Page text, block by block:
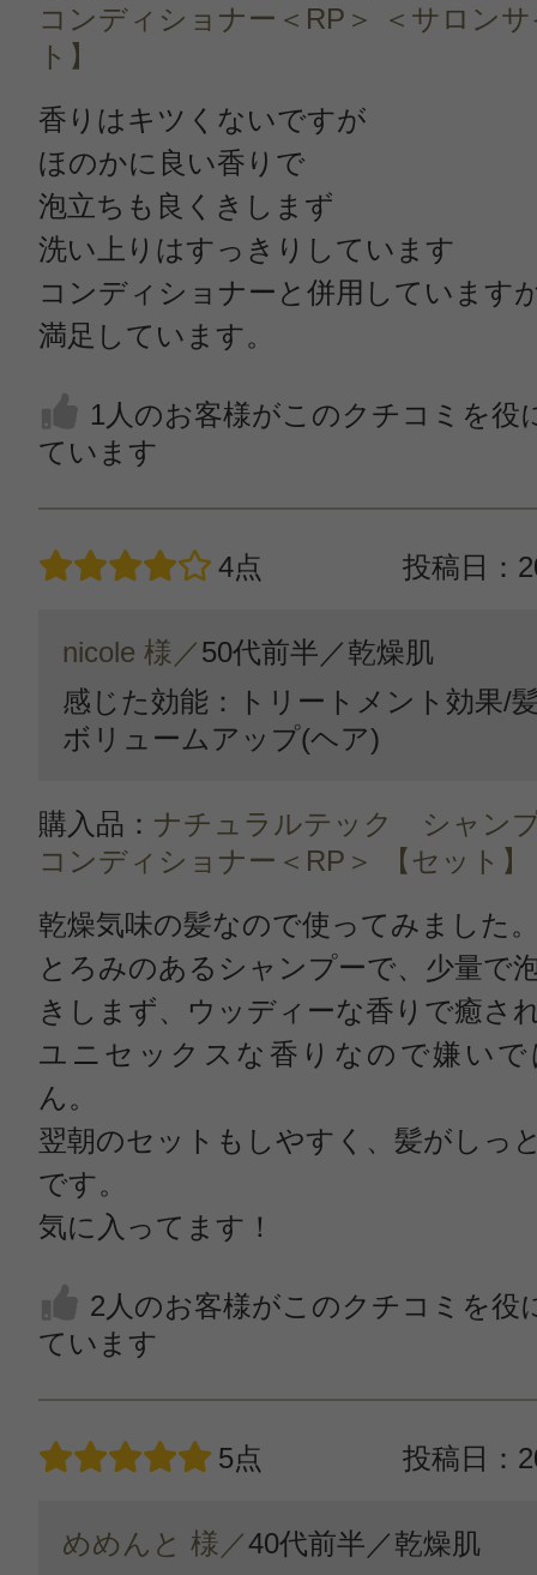
コンディショナー＜RP＞ ＜サロン
ト】
香りはキツくないですが
ほのかに良い香りで
泡立ちも良くきしまず
洗い上りはすっきりしています
コンディショナーと併用しています
満足しています。
1人のお客様がこのクチコミを役
ています
4点 投稿日：
nicole 様／50代前半／乾燥肌
感じた効能：トリートメント効果/
ボリュームアップ(ヘア)
購入品： ナチュラルテック シャン
コンディショナー＜RP＞ 【セット】
乾燥気味の髪なので使ってみました
とろみのあるシャンプーで、少量で
きしまず、ウッディーな香りで癒さ
ユニセックスな香りなので嫌い
ん。
翌朝のセットもしやすく、髪がしっ
です。
気に入ってます！
2人のお客様がこのクチコミを役
ています
5点 投稿日：
めめんと 様／40代前半／乾燥肌